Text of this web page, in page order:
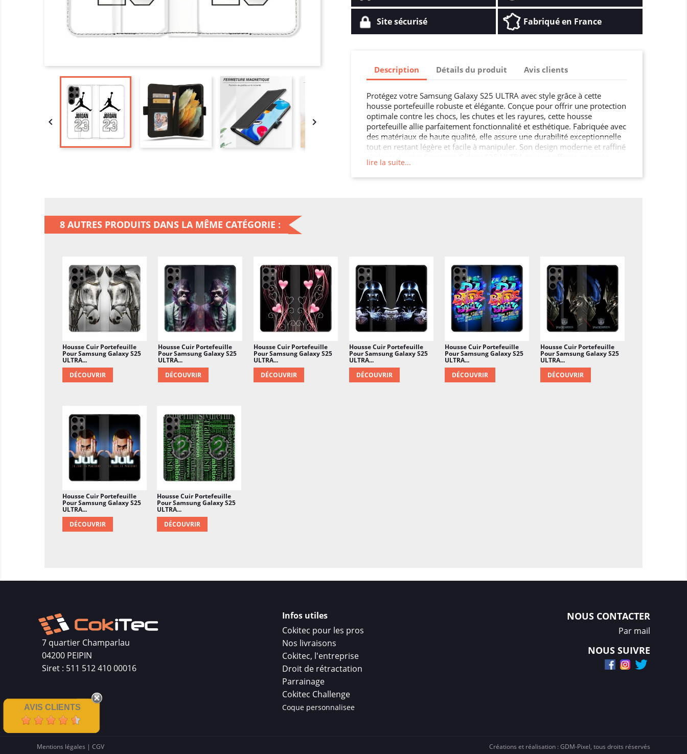
 
Site sécurisé Fabriqué en France
Description Détails du produit Avis clients
Protégez votre Samsung Galaxy S25 ULTRA avec style grâce à cette
housse portefeuille robuste et élégante. Conçue pour offrir une protection
optimale contre les chocs, les chutes et les rayures, cette housse
portefeuille allie parfaitement fonctionnalité et esthétique. Fabriquée avec
des matériaux de haute qualité, elle assure une durabilité exceptionnelle
tout en restant légère et facile à manipuler. Son design moderne et raffiné
facile à toutes les fonctionnalités. Ne laissez pas votre Samsung Galaxy
S25 ULTRA sans protection, offrez-lui la sécurité qu'il mérite !
lire la suite...
8 AUTRES PRODUITS DANS LA MÊME CATÉGORIE :
Housse Cuir Portefeuille
Pour Samsung Galaxy S25
ULTRA...
DÉCOUVRIR
Housse Cuir Portefeuille
Pour Samsung Galaxy S25
ULTRA...
DÉCOUVRIR
Housse Cuir Portefeuille
Pour Samsung Galaxy S25
ULTRA...
DÉCOUVRIR
Housse Cuir Portefeuille
Pour Samsung Galaxy S25
ULTRA...
DÉCOUVRIR
Housse Cuir Portefeuille
Pour Samsung Galaxy S25
ULTRA...
DÉCOUVRIR
Housse Cuir Portefeuille
Pour Samsung Galaxy S25
ULTRA...
DÉCOUVRIR
Housse Cuir Portefeuille
Pour Samsung Galaxy S25
ULTRA...
DÉCOUVRIR
Housse Cuir Portefeuille
Pour Samsung Galaxy S25
ULTRA...
DÉCOUVRIR
7 quartier Champarlau
04200 PEIPIN
Siret : 511 512 410 00016
Infos utiles
Cokitec pour les pros
Nos livraisons
Cokitec, l'entreprise
Droit de rétractation
Parrainage
Cokitec Challenge
Coque personnalisee
NOUS CONTACTER
Par mail
NOUS SUIVRE
AVIS CLIENTS
Mentions légales | CGV Créations et réalisation :GDM-Pixel, tous droits réservés